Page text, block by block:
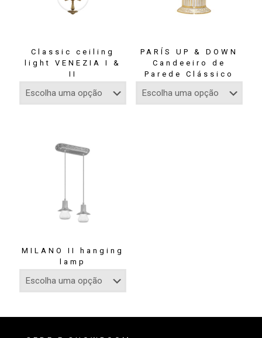
Classic ceiling
light VENEZIA I &
II
PARÍS UP & DOWN
Candeeiro de
Parede Clássico
MILANO II hanging
lamp